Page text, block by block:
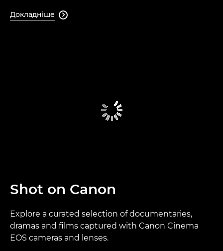
Докладніше 
Shot on Canon
Explore a curated selection of documentaries,
dramas and films captured with Canon Cinema
EOS cameras and lenses.